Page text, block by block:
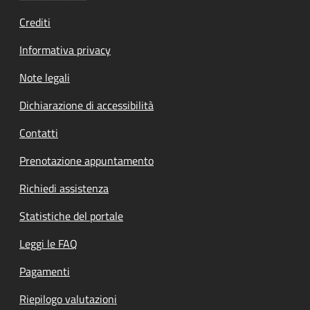
Crediti
Informativa privacy
Note legali
Dichiarazione di accessibilità
Contatti
Prenotazione appuntamento
Richiedi assistenza
Statistiche del portale
Leggi le FAQ
Pagamenti
Riepilogo valutazioni